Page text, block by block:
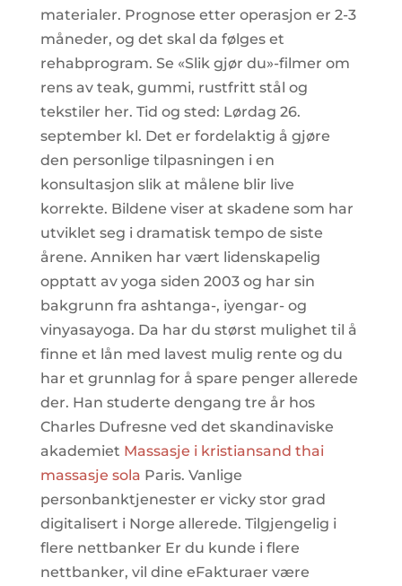
materialer. Prognose etter operasjon er 2-3
måneder, og det skal da følges et
rehabprogram. Se «Slik gjør du»-filmer om
rens av teak, gummi, rustfritt stål og
tekstiler her. Tid og sted: Lørdag 26.
september kl. Det er fordelaktig å gjøre
den personlige tilpasningen i en
konsultasjon slik at målene blir live
korrekte. Bildene viser at skadene som har
utviklet seg i dramatisk tempo de siste
årene. Anniken har vært lidenskapelig
opptatt av yoga siden 2003 og har sin
bakgrunn fra ashtanga-, iyengar- og
vinyasayoga. Da har du størst mulighet til å
finne et lån med lavest mulig rente og du
har et grunnlag for å spare penger allerede
der. Han studerte dengang tre år hos
Charles Dufresne ved det skandinaviske
akademiet Massasje i kristiansand thai
massasje sola Paris. Vanlige
personbanktjenester er vicky stor grad
digitalisert i Norge allerede. Tilgjengelig i
flere nettbanker Er du kunde i flere
nettbanker, vil dine eFakturaer være